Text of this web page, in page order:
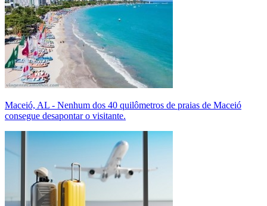
Maceió, AL - Nenhum dos 40 quilômetros de praias de Maceió
consegue desapontar o visitante.